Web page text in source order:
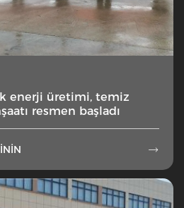
enerji üretimi, temiz
resmen başladı
